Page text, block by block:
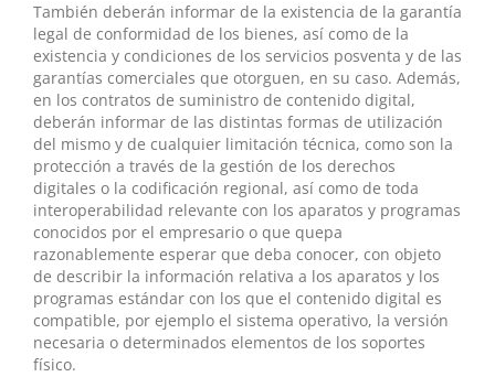
También deberán informar de la existencia de la garantía
legal de conformidad de los bienes, así como de la
existencia y condiciones de los servicios posventa y de las
garantías comerciales que otorguen, en su caso. Además,
en los contratos de suministro de contenido digital,
deberán informar de las distintas formas de utilización
del mismo y de cualquier limitación técnica, como son la
protección a través de la gestión de los derechos
digitales o la codificación regional, así como de toda
interoperabilidad relevante con los aparatos y programas
conocidos por el empresario o que quepa
razonablemente esperar que deba conocer, con objeto
de describir la información relativa a los aparatos y los
programas estándar con los que el contenido digital es
compatible, por ejemplo el sistema operativo, la versión
necesaria o determinados elementos de los soportes
físico.